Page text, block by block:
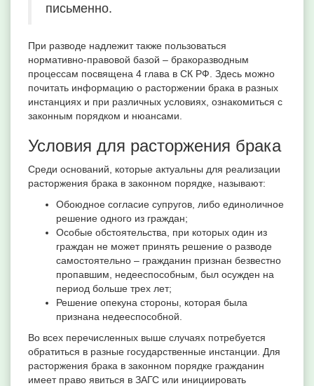
письменно.
При разводе надлежит также пользоваться
нормативно-правовой базой – бракоразводным
процессам посвящена 4 глава в СК РФ. Здесь можно
почитать информацию о расторжении брака в разных
инстанциях и при различных условиях, ознакомиться с
законным порядком и нюансами.
Условия для расторжения брака
Среди оснований, которые актуальны для реализации
расторжения брака в законном порядке, называют:
Обоюдное согласие супругов, либо единоличное
решение одного из граждан;
Особые обстоятельства, при которых один из
граждан не может принять решение о разводе
самостоятельно – гражданин признан безвестно
пропавшим, недееспособным, был осужден на
период больше трех лет;
Решение опекуна стороны, которая была
признана недееспособной.
Во всех перечисленных выше случаях потребуется
обратиться в разные государственные инстанции. Для
расторжения брака в законном порядке гражданин
имеет право явиться в ЗАГС или инициировать